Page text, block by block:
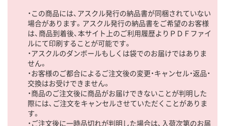
・この商品には、アスクル発行の納品書が同梱されていない
場合があります。アスクル発行の納品書をご希望のお客様
は、商品到着後、本サイト上のご利用履歴よりＰＤＦファイ
ルにて印刷することが可能です。
・アスクルのダンボールもしくは袋でのお届けではありま
せん。
・お客様のご都合によるご注文後の変更・キャンセル・返品・
交換はお受けできません。
・商品のご注文後に商品がお届けできないことが判明した
際には、ご注文をキャンセルさせていただくことがありま
す。
・ご注文後に一時品切れが判明した場合は、入荷次第のお届